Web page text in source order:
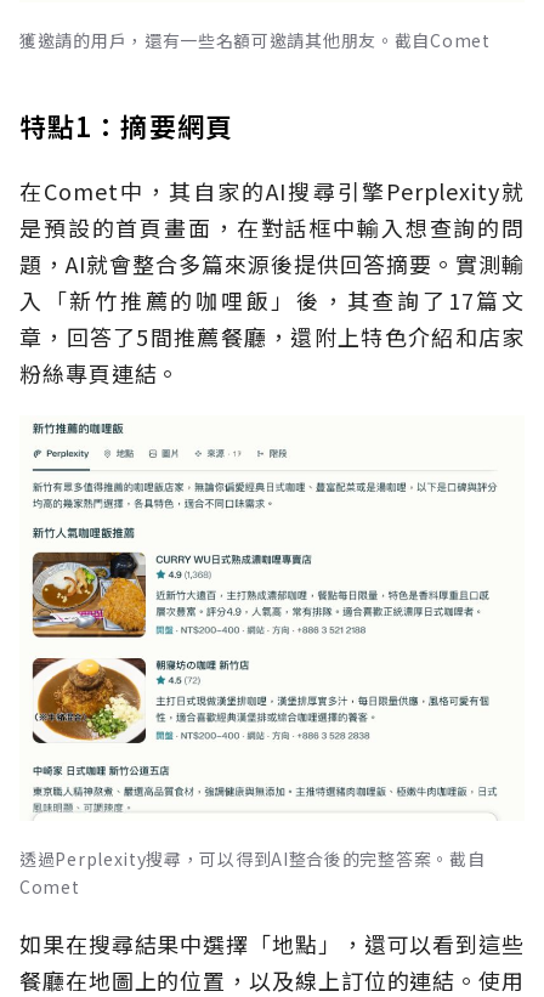
獲邀請的用戶，還有一些名額可邀請其他朋友。截自Comet
特點1：摘要網頁
在Comet中，其自家的AI搜尋引擎Perplexity就
是預設的首頁畫面，在對話框中輸入想查詢的問
題，AI就會整合多篇來源後提供回答摘要。實測輸
入「新竹推薦的咖哩飯」後，其查詢了17篇文
章，回答了5間推薦餐廳，還附上特色介紹和店家
粉絲專頁連結。
透過Perplexity搜尋，可以得到AI整合後的完整答案。截自
Comet
如果在搜尋結果中選擇「地點」，還可以看到這些
餐廳在地圖上的位置，以及線上訂位的連結。使用